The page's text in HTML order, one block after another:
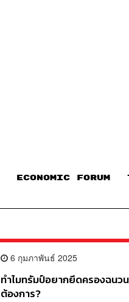
ECONOMIC FORUM
6 กุมภาพันธ์ 2025
ทำไมทรัมป์อยากยึดครองฉนว
ต้องการ?